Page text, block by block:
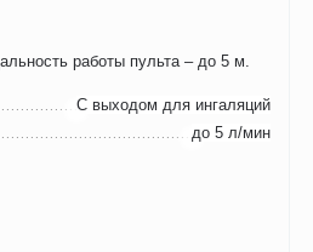
работы пульта – до 5 м.
С выходом для ингаляций
до 5 л/мин